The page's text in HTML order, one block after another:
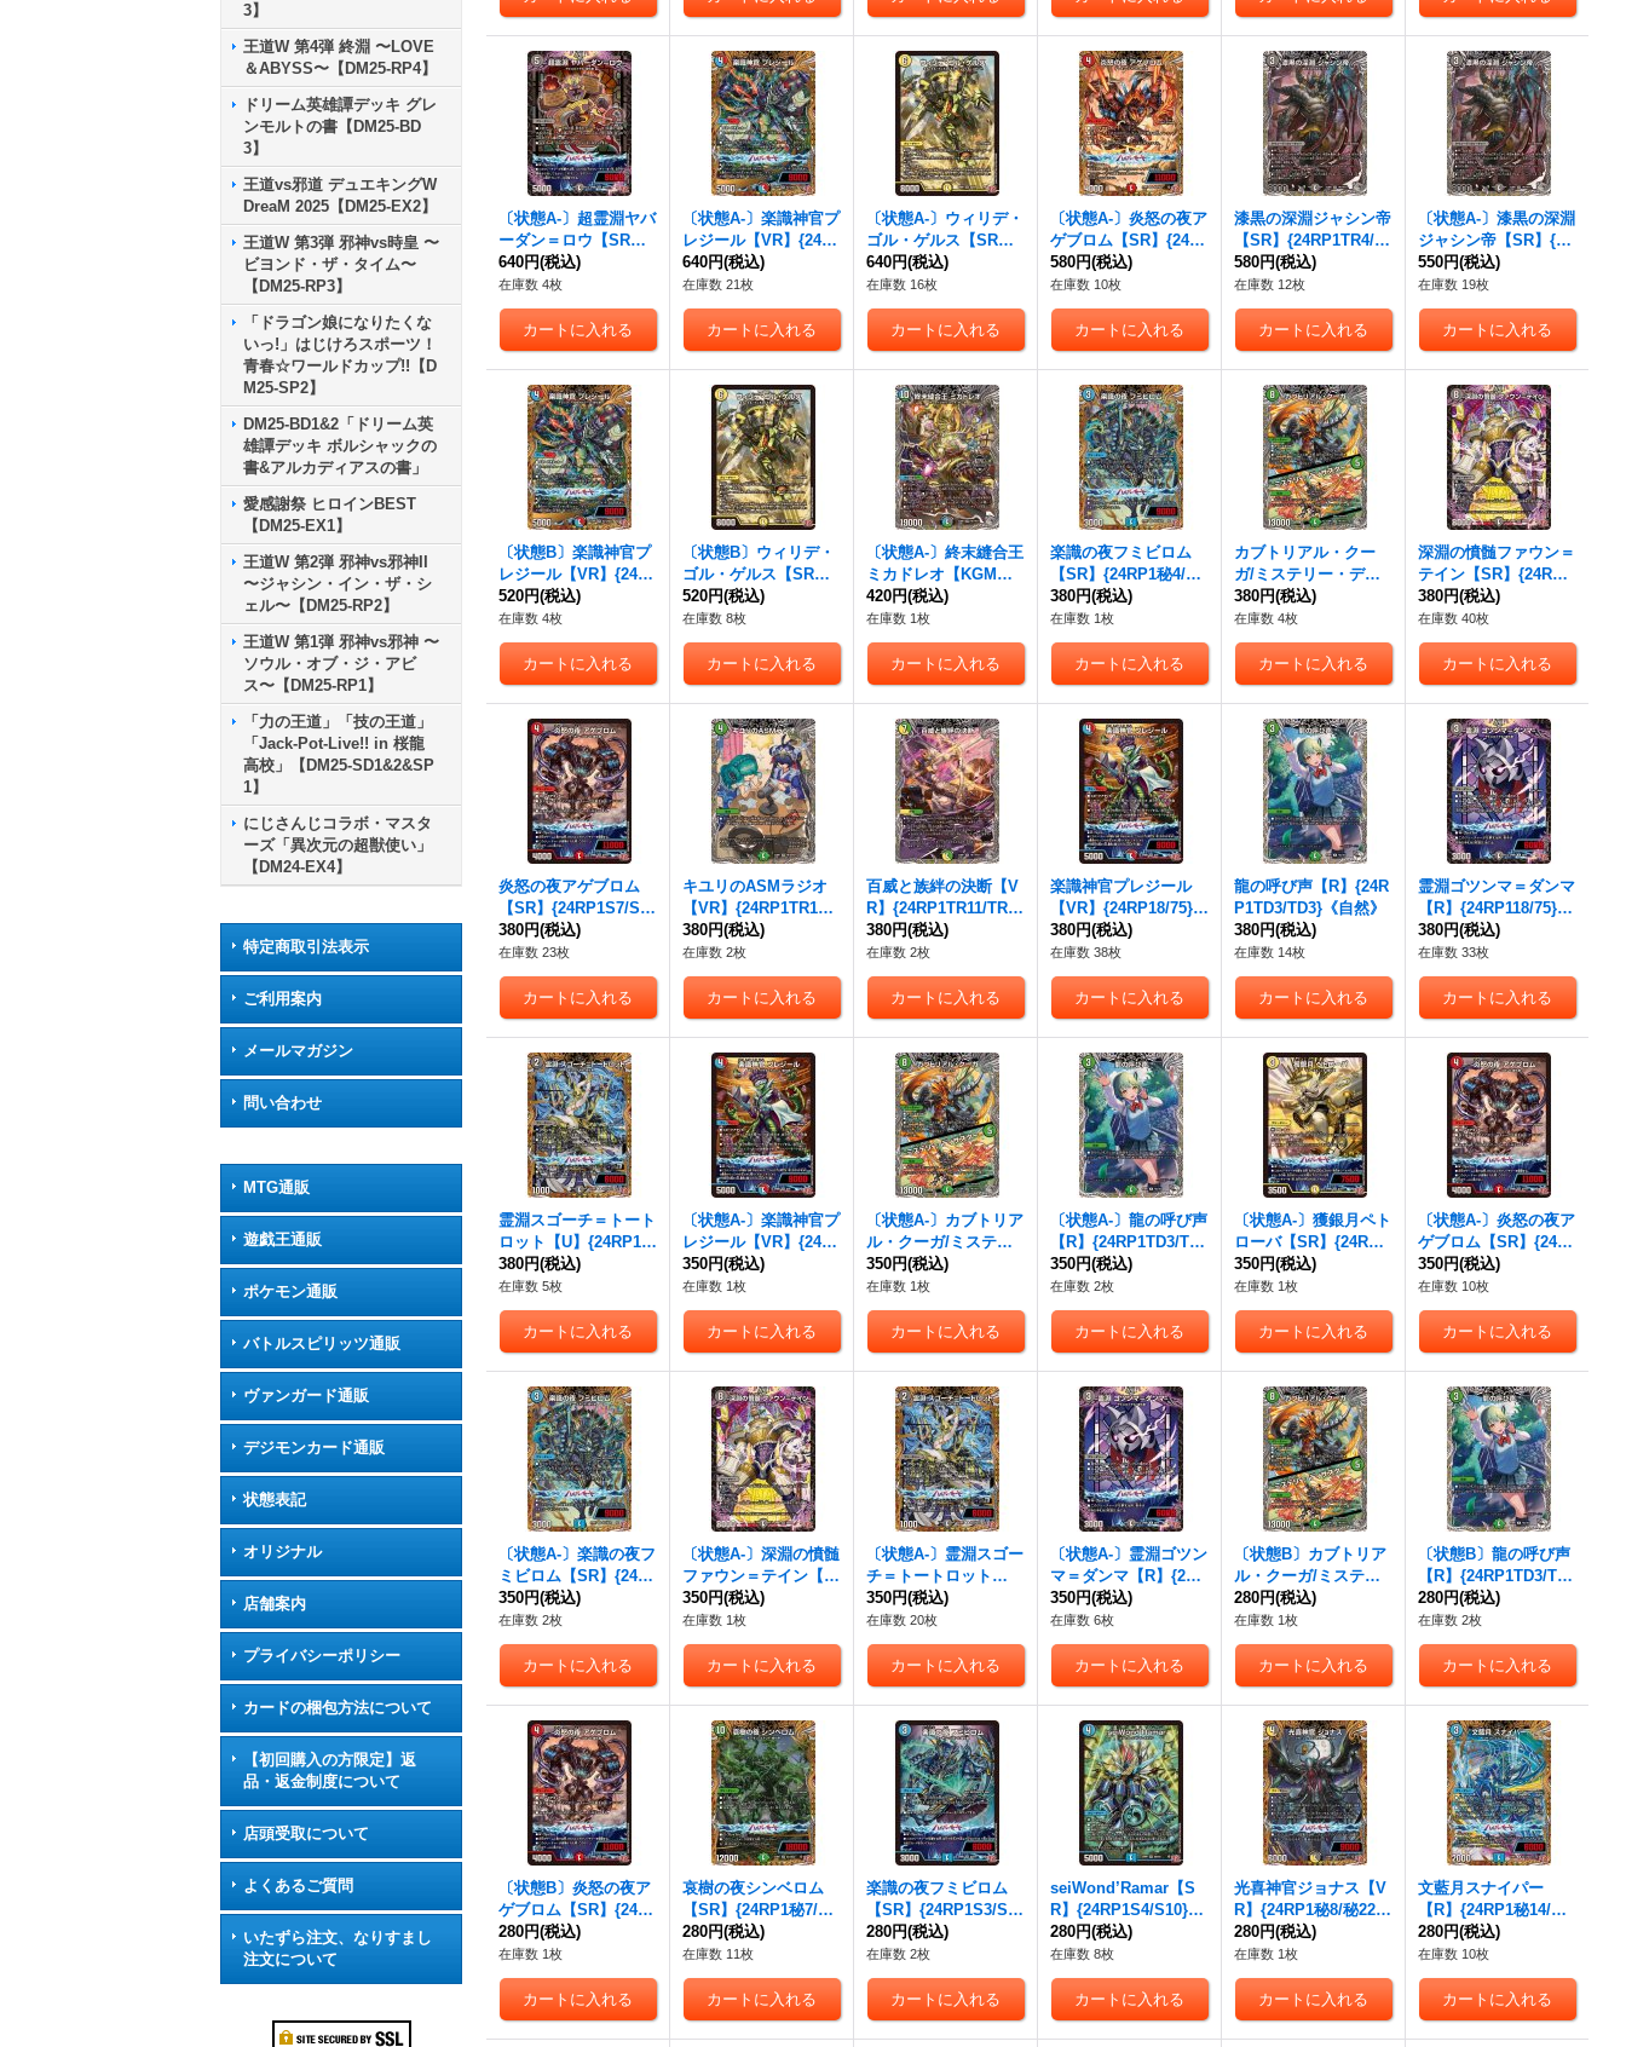
3】
王道W 第4弾 終淵 〜LOVE
＆ABYSS〜【DM25-RP4】
ドリーム英雄譚デッキ グレ
ンモルトの書【DM25-BD
3】
王道vs邪道 デュエキングW
DreaM 2025【DM25-EX2】
王道W 第3弾 邪神vs時皇 〜
ビヨンド・ザ・タイム〜
【DM25-RP3】
「ドラゴン娘になりたくな
いっ!」はじけろスポーツ！
青春☆ワールドカップ!!【D
M25-SP2】
DM25-BD1&2「ドリーム英
雄譚デッキ ボルシャックの
書&アルカディアスの書」
愛感謝祭 ヒロインBEST
【DM25-EX1】
王道W 第2弾 邪神vs邪神II
〜ジャシン・イン・ザ・シ
ェル〜【DM25-RP2】
王道W 第1弾 邪神vs邪神 〜
ソウル・オブ・ジ・アビ
ス〜【DM25-RP1】
「力の王道」「技の王道」
「Jack-Pot-Live!! in 桜龍
高校」【DM25-SD1&2&SP
1】
にじさんじコラボ・マスタ
ーズ「異次元の超獣使い」
【DM24-EX4】
特定商取引法表示
ご利用案内
メールマガジン
問い合わせ
MTG通販
遊戯王通販
ポケモン通販
バトルスピリッツ通販
ヴァンガード通販
デジモンカード通販
状態表記
オリジナル
店舗案内
プライバシーポリシー
カードの梱包方法について
【初回購入の方限定】返
品・返金制度について
店頭受取について
よくあるご質問
いたずら注文、なりすまし
注文について
〔状態A-〕超霊淵ヤバ
ーダン＝ロウ【SR】
{24RP1S5/S10}《闇》
640円(税込)
在庫数 4枚
〔状態A-〕楽識神官プ
レジール【VR】{24R
P1秘10/秘22}《多》
640円(税込)
在庫数 21枚
〔状態A-〕ウィリデ・
ゴル・ゲルス【SR】
{24RP1S2/S10}《光》
640円(税込)
在庫数 16枚
〔状態A-〕炎怒の夜ア
ゲブロム【SR】{24R
P1秘6/秘22}《火》
580円(税込)
在庫数 10枚
漆黒の深淵ジャシン帝
【SR】{24RP1TR4/T
R11}《闇》
580円(税込)
在庫数 12枚
〔状態A-〕漆黒の深淵
ジャシン帝【SR】{24
RP1TR4/TR11}《闇》
550円(税込)
在庫数 19枚
〔状態B〕楽識神官プ
レジール【VR】{24R
P1秘10/秘22}《多》
520円(税込)
在庫数 4枚
〔状態B〕ウィリデ・
ゴル・ゲルス【SR】
{24RP1S2/S10}《光》
520円(税込)
在庫数 8枚
〔状態A-〕終末縫合王
ミカドレオ【KGM】
{24RP1TR1/TR11}
《多》
420円(税込)
在庫数 1枚
楽識の夜フミビロム
【SR】{24RP1秘4/秘
22}《水》
380円(税込)
在庫数 1枚
カブトリアル・クー
ガ/ミステリー・ディ
ザスター【SR】{24R
P1TR7/TR11}《自然》
380円(税込)
在庫数 4枚
深淵の憤髄ファウン＝
テイン【SR】{24RP1
S6/S10}《闇》
380円(税込)
在庫数 40枚
炎怒の夜アゲブロム
【SR】{24RP1S7/S1
0}《火》
380円(税込)
在庫数 23枚
キユリのASMラジオ
【VR】{24RP1TR10/T
R11}《自然》
380円(税込)
在庫数 2枚
百威と族絆の決断【V
R】{24RP1TR11/TR1
1}《多》
380円(税込)
在庫数 2枚
楽識神官プレジール
【VR】{24RP18/75}
《多》
380円(税込)
在庫数 38枚
龍の呼び声【R】{24R
P1TD3/TD3}《自然》
380円(税込)
在庫数 14枚
霊淵ゴツンマ＝ダンマ
【R】{24RP118/75}
《闇》
380円(税込)
在庫数 33枚
霊淵スゴーチ＝トート
ロット【U】{24RP1秘
20/秘22}《闇》
380円(税込)
在庫数 5枚
〔状態A-〕楽識神官プ
レジール【VR】{24R
P18/75}《多》
350円(税込)
在庫数 1枚
〔状態A-〕カブトリア
ル・クーガ/ミステリ
ー・ディザスター【S
R】{24RP1TR7/TR11}
《自然》
350円(税込)
在庫数 1枚
〔状態A-〕龍の呼び声
【R】{24RP1TD3/TD
3}《自然》
350円(税込)
在庫数 2枚
〔状態A-〕獲銀月ペト
ローバ【SR】{24RP1
S1/S10}《光》
350円(税込)
在庫数 1枚
〔状態A-〕炎怒の夜ア
ゲブロム【SR】{24R
P1S7/S10}《火》
350円(税込)
在庫数 10枚
〔状態A-〕楽識の夜フ
ミビロム【SR】{24R
P1秘4/秘22}《水》
350円(税込)
在庫数 2枚
〔状態A-〕深淵の憤髄
ファウン＝テイン【S
R】{24RP1S6/S10}
《闇》
350円(税込)
在庫数 1枚
〔状態A-〕霊淵スゴー
チ＝トートロット
【U】{24RP1秘20/秘2
2}《闇》
350円(税込)
在庫数 20枚
〔状態A-〕霊淵ゴツン
マ＝ダンマ【R】{24R
P118/75}《闇》
350円(税込)
在庫数 6枚
〔状態B〕カブトリア
ル・クーガ/ミステリ
ー・ディザスター【S
R】{24RP1TR7/TR11}
《自然》
280円(税込)
在庫数 1枚
〔状態B〕龍の呼び声
【R】{24RP1TD3/TD
3}《自然》
280円(税込)
在庫数 2枚
〔状態B〕炎怒の夜ア
ゲブロム【SR】{24R
P1S7/S10}《火》
280円(税込)
在庫数 1枚
哀樹の夜シンベロム
【SR】{24RP1秘7/秘
22}《自然》
280円(税込)
在庫数 11枚
楽識の夜フミビロム
【SR】{24RP1S3/S1
0}《水》
280円(税込)
在庫数 2枚
seiWond’Ramar【S
R】{24RP1S4/S10}
《水》
280円(税込)
在庫数 8枚
光喜神官ジョナス【V
R】{24RP1秘8/秘22}
《多》
280円(税込)
在庫数 1枚
文藍月スナイパー
【R】{24RP1秘14/秘2
2}《水》
280円(税込)
在庫数 10枚